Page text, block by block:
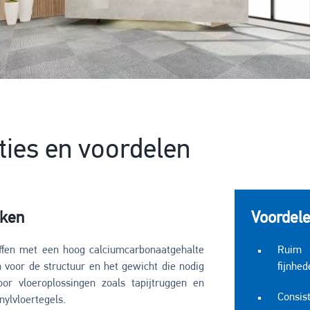
en voordelen
met een hoog calciumcarbonaatgehalte
voor de structuur en het gewicht die nodig
vloeroplossingen zoals tapijtruggen en
Ruim